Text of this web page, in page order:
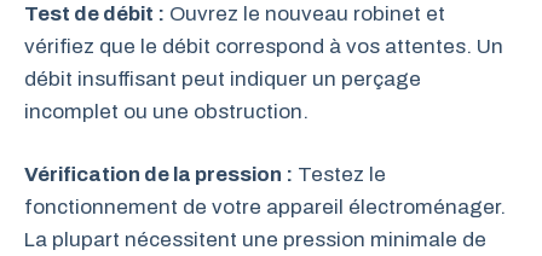
Test de débit : Ouvrez le nouveau robinet et
vérifiez que le débit correspond à vos attentes. Un
débit insuffisant peut indiquer un perçage
incomplet ou une obstruction.
Vérification de la pression : Testez le
fonctionnement de votre appareil électroménager.
La plupart nécessitent une pression minimale de